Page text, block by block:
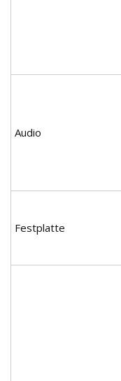
Audio
Festplatte